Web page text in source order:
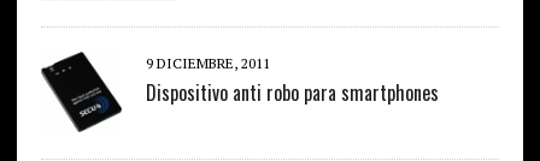
9 DICIEMBRE, 2011
Dispositivo anti robo para smartphones